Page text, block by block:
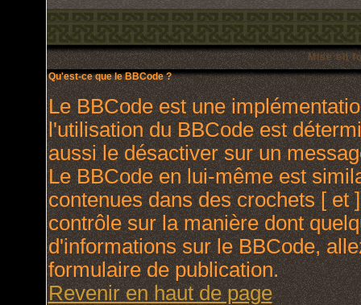
Mise en
Qu'est-ce que le BBCode ?
Le BBCode est une
l'utilisation du BBCode est
aussi le désactiver sur un
Le BBCode en lui-même est
contenues dans des crochets [ et
contrôle sur la manière dont
d'informations sur le BBCode,
formulaire de publication.
Revenir en haut de page